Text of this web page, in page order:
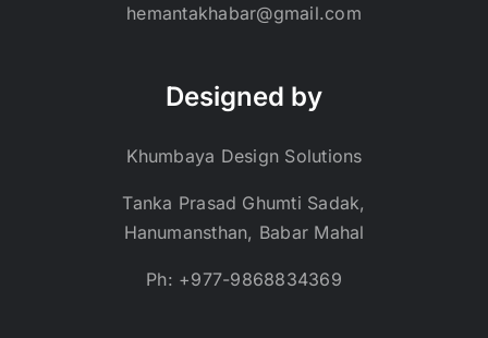
hemantakhabar@gmail.com
Designed by
Khumbaya Design Solutions
Tanka Prasad Ghumti Sadak,
Hanumansthan, Babar Mahal
Ph: +977-9868834369